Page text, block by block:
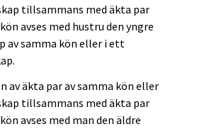
tillsammans med äkta par
avses med hustru den yngre
av samma kön eller i ett
av äkta par av samma kön eller
tillsammans med äkta par
avses med man den äldre